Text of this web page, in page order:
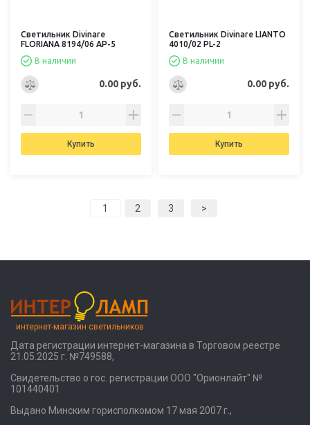
Светильник Divinare
FLORIANA 8194/06 AP-5
В наличии
0.00 руб.
Купить
Светильник Divinare LIANTO
4010/02 PL-2
В наличии
0.00 руб.
Купить
2 3 >
интернет-магазин светильников
Дата регистрации интернет-магазина в Торговом реестре
21.05.2025 г. №749588,
Свидетельство о гос. регистрации ООО "Орионлайт" №
101440401
Выдано Минским горисполкомом 17 мая 2007 г.,